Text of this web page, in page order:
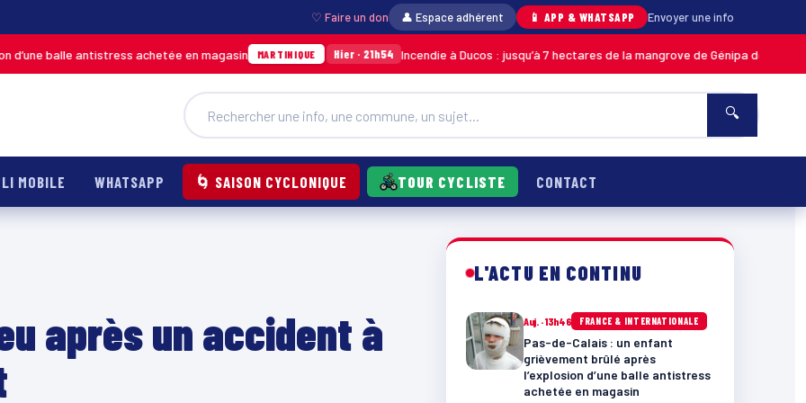
♡ Faire un don 👤 Espace adhérent 📱 APP & WHATSAPP Envoyer une info
antistress achetée en magasin MARTINIQUE Hier · 21h54 Incendie à Ducos : jusqu’à 7 hectares de la mangrove de Génipa détruits, le feu
🔍
MOBILE WHATSAPP 🌀 SAISON CYCLONIQUE TOUR CYCLISTE CONTACT
après un accident à
L'ACTU EN CONTINU
Auj. · 13h46 FRANCE & INTERNATIONALE
Pas-de-Calais : un enfant
grièvement brûlé après
l’explosion d’une balle antistress
achetée en magasin